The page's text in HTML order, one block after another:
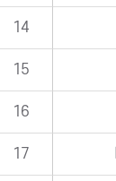
14
15
16
17